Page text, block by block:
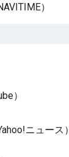
）
）
ニュース）